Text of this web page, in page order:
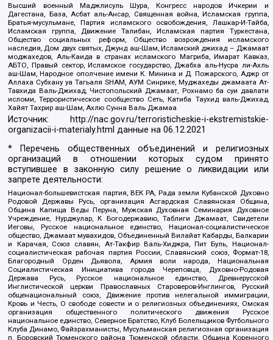
Высший военный Маджлисуль Шура, Конгресс народов Ичкерии и
Дагестана, База, Асбат аль-Ансар, Священная война, Исламская группа,
Братья-мусульмане, Партия исламского освобождения, Лашкар-И-Тайба,
Исламская группа, Движение Талибан, Исламская партия Туркестана,
Общество социальных реформ, Общество возрождения исламского
наследия, Дом двух святых, Джунд аш-Шам, Исламский джихад – Джамаат
моджахедов, Аль-Каида в странах исламского Магриба, Имарат Кавказ,
АБТО, Правый сектор, Исламское государство, Джабха аль-Нусра ли-Ахль
аш-Шам, Народное ополчение имени К. Минина и Д. Пожарского, Аджр от
Аллаха Субхану уа Тагьаля SHAM, АУМ Синрике, Муджахеды джамаата Ат-
Тавхида Валь-Джихад, Чистопольский Джамаат, Рохнамо ба суи давлати
исломи, Террористическое сообщество Сеть, Катиба Таухид валь-Джихад,
Хайят Тахрир аш-Шам, Ахлю Сунна Валь Джамаа
Источник:
http://nac.gov.ru/terroristicheskie-i-ekstremistskie-
organizacii-i-materialy.html данные на06.12.2021
* Перечень общественных объединений и религиозных
организаций в отношении которых судом принято
вступившее в законную силу решение о ликвидации или
запрете деятельности:
Национал-большевистская партия, ВЕК РА, Рада земли Кубанской Духовно
Родовой Державы Русь, организация Асгардская Славянская Община,
Община Капища Веды Перуна, Мужская Духовная Семинария Духовное
Учреждение, Нурджулар, К Богодержавию, Таблиги Джамаат, Свидетели
Иеговы, Русское национальное единство, Национал-социалистическое
общество, Джамаат мувахидов, Объединенный Вилайат Кабарды, Балкарии
и Карачая, Союз славян, Ат-Такфир Валь-Хиджра, Пит Буль, Национал-
социалистическая рабочая партия России, Славянский союз, Формат-18,
Благородный Орден Дьявола, Армия воли народа, Национальная
Социалистическая Инициатива города Череповца, Духовно-Родовая
Держава Русь, Русское национальное единство, Древнерусской
Инглистической церкви Православных Староверов-Инглингов, Русский
общенациональный союз, Движение против нелегальной иммиграции,
Кровь и Честь, О свободе совести и о религиозных объединениях, Омская
организация общественного политического движения Русское
национальное единство, Северное Братство, Клуб Болельщиков Футбольного
Клуба Динамо, Файзрахманисты, Мусульманская религиозная организация
п. Боровский Тюменского района Тюменской области, Община Коренного